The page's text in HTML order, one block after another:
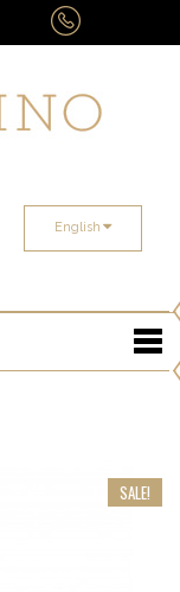
English
SALE!